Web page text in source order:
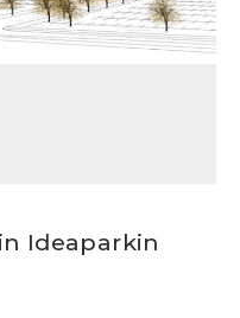
Ideaparkin